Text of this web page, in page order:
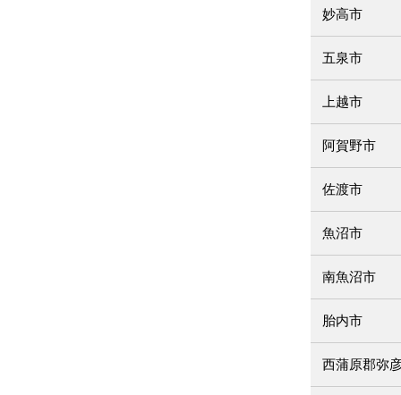
妙高市
五泉市
上越市
阿賀野市
佐渡市
魚沼市
南魚沼市
胎内市
西蒲原郡弥